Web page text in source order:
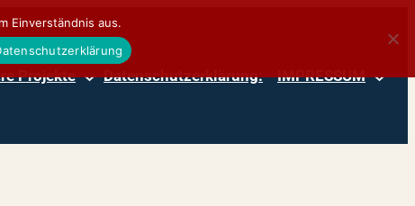
Projekte Datenschutzerklärung: IMPRESSUM
Einverständnis aus.